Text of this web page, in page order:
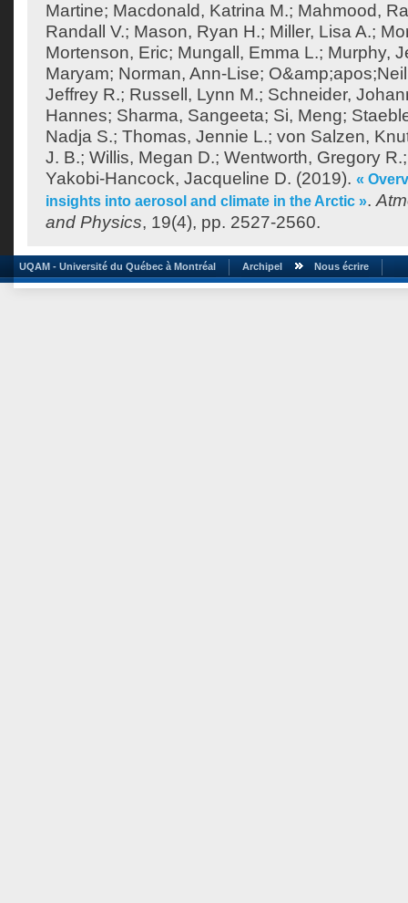
Martine; Macdonald, Katrina M.; Mahmood,
Randall V.; Mason, Ryan H.; Miller, Lisa A.;
Mortenson, Eric; Mungall, Emma L.; Murphy,
Maryam; Norman, Ann-Lise;
Jeffrey R.; Russell, Lynn M.; Schneider,
Hannes; Sharma, Sangeeta; Si, Meng;
Nadja S.; Thomas, Jennie L.; von Salzen,
J. B.; Willis, Megan D.; Wentworth, Gregory R.
Yakobi-Hancock, Jacqueline D. (2019). «
insights into aerosol and climate in the Arctic ».
and Physics, 19(4), pp. 2527-2560.
UQAM - Université du Québec à Montréal Archipel Nous écrire